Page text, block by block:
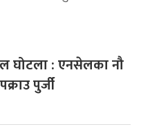
घोटला : एनसेलका नौ
पुर्जी